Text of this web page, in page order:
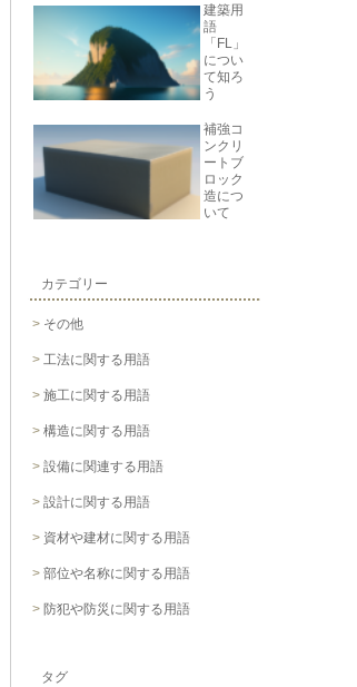
建築用
語
「FL」
につい
て知ろ
う
補強コ
ンクリ
ートブ
ロック
造につ
いて
カテゴリー
その他
工法に関する用語
施工に関する用語
構造に関する用語
設備に関連する用語
設計に関する用語
資材や建材に関する用語
部位や名称に関する用語
防犯や防災に関する用語
タグ